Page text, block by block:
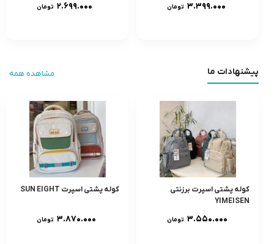
۳.۳۹۹.۰۰۰ تومان ۲.۶۹۹.۰۰۰ تومان
پیشنهادات ما مشاهده همه
کوله پشتی اسپرت برزنتی
YIMEISEN
۳.۵۵۰.۰۰۰ تومان
کوله پشتی اسپرت SUN EIGHT
۳.۸۷۰.۰۰۰ تومان